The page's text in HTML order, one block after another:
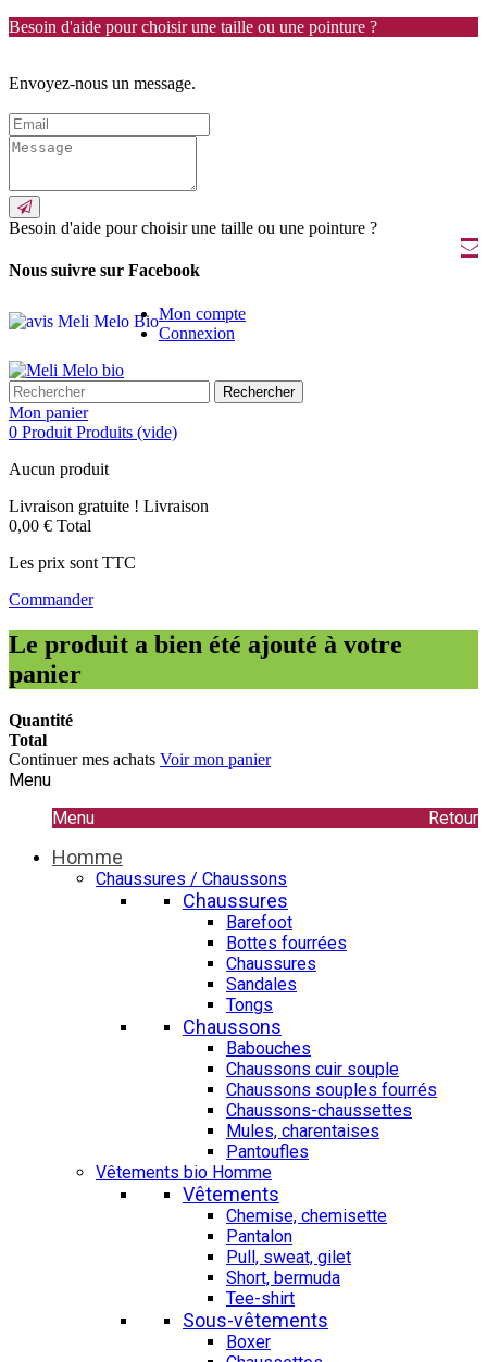
Besoin d'aide pour choisir une taille ou une pointure ?
Envoyez-nous un message.
Besoin d'aide pour choisir une taille ou une pointure ?
Nous suivre sur Facebook
Mon compte
Connexion
Rechercher
Mon panier
0 Produit Produits (vide)
Aucun produit
Livraison gratuite ! Livraison
0,00 € Total
Les prix sont TTC
Commander
Le produit a bien été ajouté à votre
panier
Quantité
Total
Continuer mes achats Voir mon panier
Menu
Menu
Retour
Homme
Chaussures / Chaussons
Chaussures
Barefoot
Bottes fourrées
Chaussures
Sandales
Tongs
Chaussons
Babouches
Chaussons cuir souple
Chaussons souples fourrés
Chaussons-chaussettes
Mules, charentaises
Pantoufles
Vêtements bio Homme
Vêtements
Chemise, chemisette
Pantalon
Pull, sweat, gilet
Short, bermuda
Tee-shirt
Sous-vêtements
Boxer